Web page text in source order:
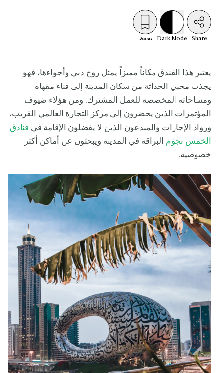
Share
Dark Mode يحفظ
يعتبر هذا الفندق مكاناً مميزاً يمثل روح دبي وأجواءها، فهو
يجذب محبي الحداثة من سكان المدينة إلى فناء مقهاه
ومساحاته المخصصة للعمل المشترك. ومن هؤلاء ضيوف
المؤتمرات الذين يحضرون إلى مركز التجارة العالمي القريب،
ورواد الإجازات والمبدعون الذين لا يفضلون الإقامة في فنادق
الخمس نجوم البراقة في المدينة ويبحثون عن أماكن أكثر
خصوصية.